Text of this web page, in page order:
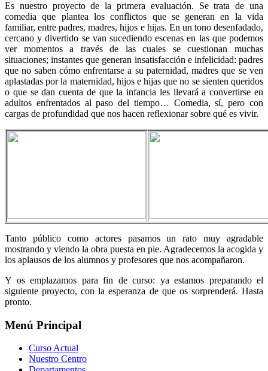
Es nuestro proyecto de la primera evaluación. Se trata de una
comedia que plantea los conflictos que se generan en la vida
familiar, entre padres, madres, hijos e hijas. En un tono desenfadado,
cercano y divertido se van sucediendo escenas en las que podemos
ver momentos a través de las cuales se cuestionan muchas
situaciones; instantes que generan insatisfacción e infelicidad: padres
que no saben cómo enfrentarse a su paternidad, madres que se ven
aplastadas por la maternidad, hijos e hijas que no se sienten queridos
o que se dan cuenta de que la infancia les llevará a convertirse en
adultos enfrentados al paso del tiempo… Comedia, sí, pero con
cargas de profundidad que nos hacen reflexionar sobre qué es vivir.
Tanto público como actores pasamos un rato muy agradable
mostrando y viendo la obra puesta en pie. Agradecemos la acogida y
los aplausos de los alumnos y profesores que nos acompañaron.
Y os emplazamos para fin de curso: ya estamos preparando el
siguiente proyecto, con la esperanza de que os sorprenderá. Hasta
pronto.
Menú Principal
Curso Actual
Nuestro Centro